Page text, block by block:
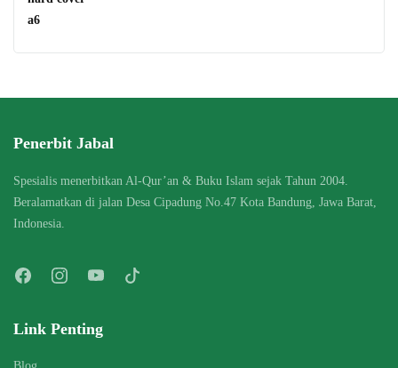
Penerbit Jabal
Spesialis menerbitkan Al-Qur’an & Buku Islam sejak Tahun 2004.
Beralamatkan di jalan Desa Cipadung No.47 Kota Bandung, Jawa Barat,
Indonesia.
Link Penting